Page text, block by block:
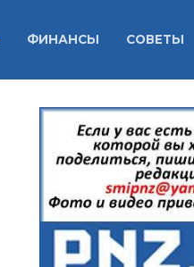
ФИНАНСЫ СОВЕТЫ